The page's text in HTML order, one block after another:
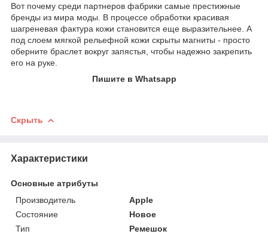
Вот почему среди партнеров фабрики самые престижные
бренды из мира моды. В процессе обработки красивая
шагреневая фактура кожи становится еще выразительнее. А
под слоем мягкой рельефной кожи скрыты магниты - просто
оберните браслет вокруг запястья, чтобы надежно закрепить
его на руке.
Пишите в Whatsapp
Скрыть
Характеристики
Основные атрибуты
Производитель
Apple
Состояние
Новое
Тип
Ремешок